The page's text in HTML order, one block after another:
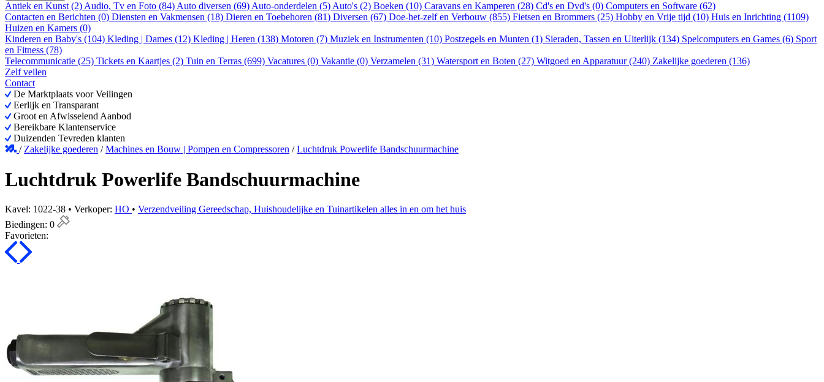
Antiek en Kunst (2) Audio, Tv en Foto (84) Auto diversen (69) Auto-onderdelen (5) Auto's (2) Boeken (10) Caravans en Kamperen (28) Cd's en Dvd's (0) Computers en Software (62)
Contacten en Berichten (0) Diensten en Vakmensen (18) Dieren en Toebehoren (81) Diversen (67) Doe-het-zelf en Verbouw (855) Fietsen en Brommers (25) Hobby en Vrije tijd (10) Huis en Inrichting (1109)
Huizen en Kamers (0)
Kinderen en Baby's (104) Kleding | Dames (12) Kleding | Heren (138) Motoren (7) Muziek en Instrumenten (10) Postzegels en Munten (1) Sieraden, Tassen en Uiterlijk (134) Spelcomputers en Games (6) Sport
en Fitness (78)
Telecommunicatie (25) Tickets en Kaartjes (2) Tuin en Terras (699) Vacatures (0) Vakantie (0) Verzamelen (31) Watersport en Boten (27) Witgoed en Apparatuur (240) Zakelijke goederen (136)
Zelf veilen
Contact
De Marktplaats voor Veilingen
Eerlijk en Transparant
Groot en Afwisselend Aanbod
Bereikbare Klantenservice
Duizenden Tevreden klanten
/ Zakelijke goederen /Machines en Bouw | Pompen en Compressoren /Luchtdruk Powerlife Bandschuurmachine
Luchtdruk Powerlife Bandschuurmachine
Kavel: 1022-38 • Verkoper: HO • Verzendveiling Gereedschap, Huishoudelijke en Tuinartikelen alles in en om het huis
Biedingen: 0
Favorieten: